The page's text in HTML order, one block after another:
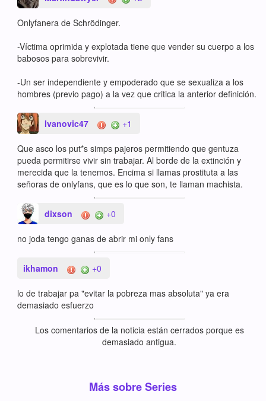
Onlyfanera de Schrödinger.
-Víctima oprimida y explotada tiene que vender su cuerpo a los
babosos para sobrevivir.
-Un ser independiente y empoderado que se sexualiza a los
hombres (previo pago) a la vez que critica la anterior definición.
Ivanovic47 +1
Que asco los put*s simps pajeros permitiendo que gentuza
pueda permitirse vivir sin trabajar. Al borde de la extinción y
merecida que la tenemos. Encima si llamas prostituta a las
señoras de onlyfans, que es lo que son, te llaman machista.
dixson +0
no joda tengo ganas de abrir mi only fans
ikhamon +0
lo de trabajar pa "evitar la pobreza mas absoluta" ya era
demasiado esfuerzo
Los comentarios de la noticia están cerrados porque es
demasiado antigua.
Más sobre Series